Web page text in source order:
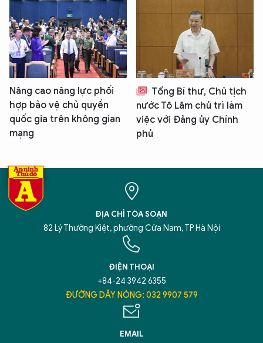
Nâng cao năng lực phối
hợp bảo vệ chủ quyền
quốc gia trên không gian
mạng
Tổng Bí thư, Chủ tịch
nước Tô Lâm chủ trì làm
việc với Đảng ủy Chính
phủ
ĐỊA CHỈ TÒA SOẠN
82 Lý Thường Kiệt, phường Cửa Nam, TP Hà Nội
ĐIỆN THOẠI
+84-24 3942 6355
ĐƯỜNG DÂY NÓNG: 032 9907 579
EMAIL